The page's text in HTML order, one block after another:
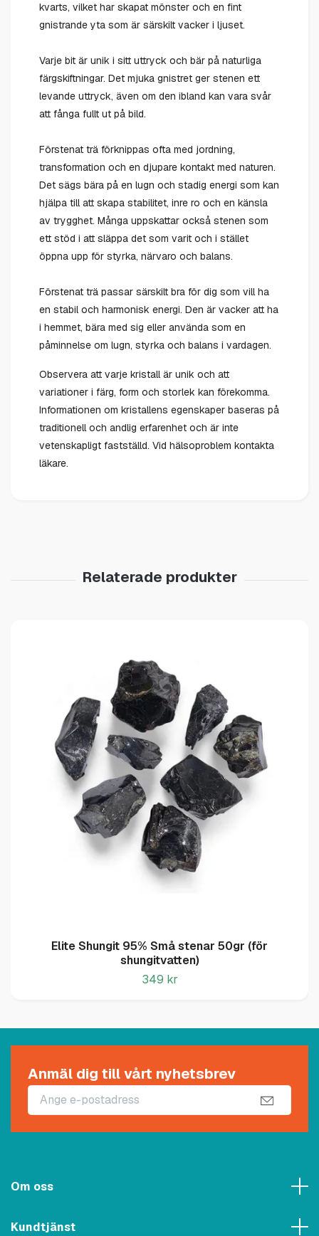
kvarts, vilket har skapat mönster och en fint
gnistrande yta som är särskilt vacker i ljuset.
Varje bit är unik i sitt uttryck och bär på naturliga
färgskiftningar. Det mjuka gnistret ger stenen ett
levande uttryck, även om den ibland kan vara svår
att fånga fullt ut på bild.
Förstenat trä förknippas ofta med jordning,
transformation och en djupare kontakt med naturen.
Det sägs bära på en lugn och stadig energi som kan
hjälpa till att skapa stabilitet, inre ro och en känsla
av trygghet. Många uppskattar också stenen som
ett stöd i att släppa det som varit och i stället
öppna upp för styrka, närvaro och balans.
Förstenat trä passar särskilt bra för dig som vill ha
en stabil och harmonisk energi. Den är vacker att ha
i hemmet, bära med sig eller använda som en
påminnelse om lugn, styrka och balans i vardagen.
Observera att varje kristall är unik och att
variationer i färg, form och storlek kan förekomma.
Informationen om kristallens egenskaper baseras på
traditionell och andlig erfarenhet och är inte
vetenskapligt fastställd. Vid hälsoproblem kontakta
läkare.
Elite Shungit 95% Små stenar 50gr (för
shungitvatten)
349 kr
Anmäl dig till vårt nyhetsbrev
Om oss
Kundtjänst